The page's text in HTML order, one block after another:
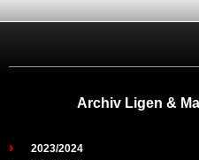
Archiv Ligen &
2023/2024